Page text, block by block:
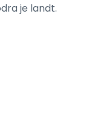
je landt.